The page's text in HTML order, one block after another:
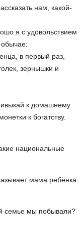
нам, какой-
я с удовольствием
в первый раз,
зернышки и
к домашнему
к богатству.
национальные
мама ребёнка
семье мы побывали?